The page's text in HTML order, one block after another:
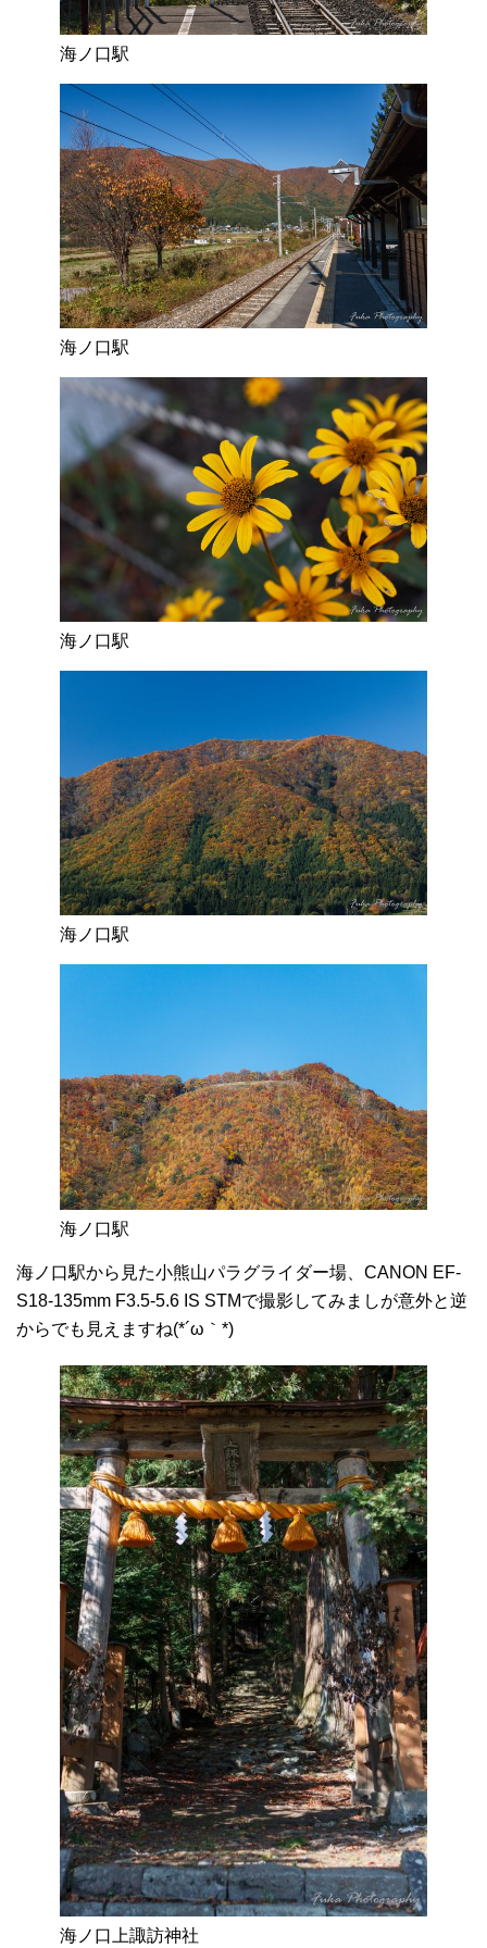
海ノ口駅
海ノ口駅
海ノ口駅
海ノ口駅
海ノ口駅
海ノ口駅から見た小熊山パラグライダー場、CANON EF-
S18-135mm F3.5-5.6 IS STMで撮影してみましが意外と逆
からでも見えますね(*´ω｀*)
海ノ口上諏訪神社